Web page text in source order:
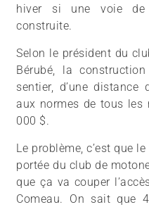
hiver si une voie de
construite.
Selon le président du
Bérubé, la
sentier, d’une distance
aux normes de tous les
000 $.
Le problème, c’est que
portée du club de
que ça va couper
Comeau. On sait que